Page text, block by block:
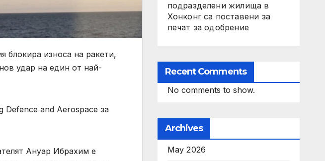
блокира износа на ракети,
удар на един от най-
Defence and Aerospace за
Ануар Ибрахим е
подразделени жилища в
Хонконг са поставени за
печат за одобрение
Recent Comments
No comments to show.
Archives
May 2026